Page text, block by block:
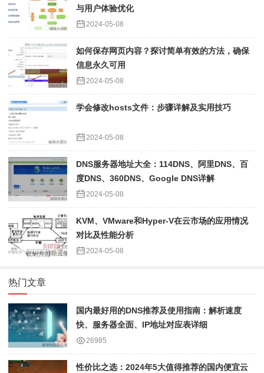
与用户体验优化
2024-05-08
如何保存网页内容？探讨简单有效的方法，确保
信息永久可用
2024-05-08
学会修改hosts文件：步骤详解及实用技巧
2024-05-08
DNS服务器地址大全：114DNS、阿里DNS、百
度DNS、360DNS、Google DNS详解
2024-05-08
KVM、VMware和Hyper-V在云市场的应用情况
对比及性能分析
2024-05-08
热门文章
国内最好用的DNS推荐及使用指南：解析速度
快、服务器全面、IP地址对应表详细
26985
性价比之选：2024年5大值得推荐的国内便宜云